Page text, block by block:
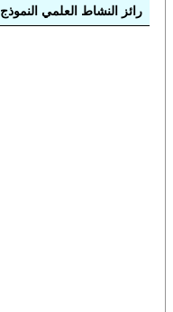
رائز النشاط العلمي النموذج 6